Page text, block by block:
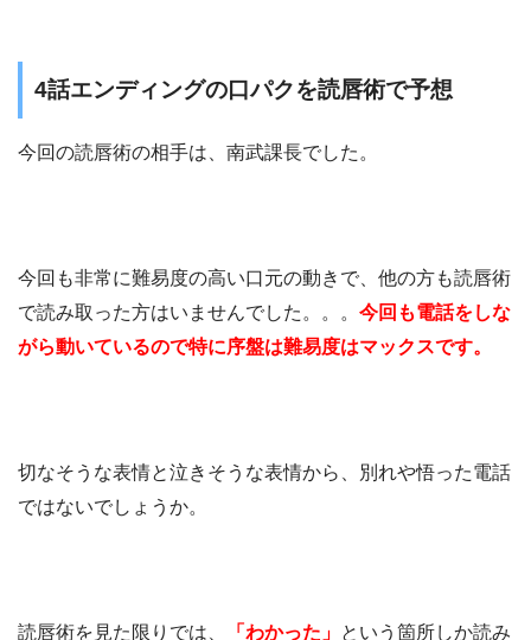
4話エンディングの口パクを読唇術で予想
今回の読唇術の相手は、南武課長でした。
今回も非常に難易度の高い口元の動きで、他の方も読唇術
で読み取った方はいませんでした。。。 今回も電話をしな
がら動いているので特に序盤は難易度はマックスです。
切なそうな表情と泣きそうな表情から、別れや悟った電話
ではないでしょうか。
読唇術を見た限りでは、 「わかった」 という箇所しか読み